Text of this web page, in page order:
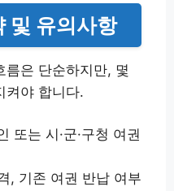
및 유의사항
름은 단순하지만, 몇
켜야 합니다.
또는 시·군·구청 여권
, 기존 여권 반납 여부